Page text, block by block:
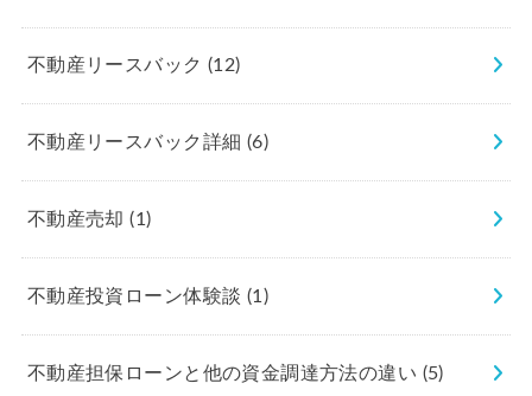
不動産リースバック (12)
不動産リースバック詳細 (6)
不動産売却(1)
不動産投資ローン体験談 (1)
不動産担保ローンと他の資金調達方法の違い (5)